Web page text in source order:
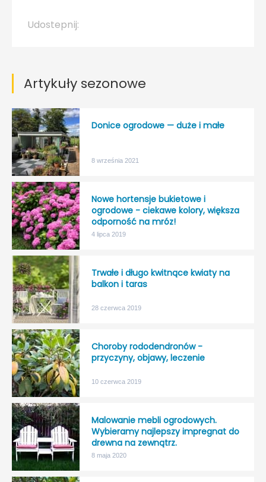
Udostepnij:
Artykuły sezonowe
Donice ogrodowe — duże i małe
8 września 2021
Nowe hortensje bukietowe i
ogrodowe - ciekawe kolory, większa
odporność na mróz!
4 lipca 2019
Trwałe i długo kwitnące kwiaty na
balkon i taras
28 czerwca 2019
Choroby rododendronów -
przyczyny, objawy, leczenie
10 czerwca 2019
Malowanie mebli ogrodowych.
Wybieramy najlepszy impregnat do
drewna na zewnątrz.
8 maja 2020